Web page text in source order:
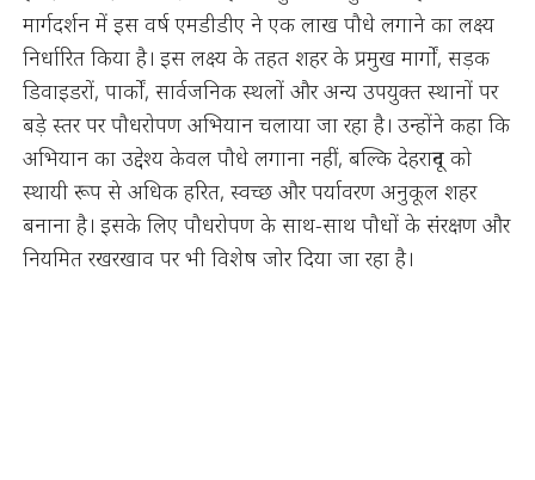
मार्गदर्शन में इस वर्ष एमडीडीए ने एक लाख पौधे लगाने का लक्ष्य
निर्धारित किया है। इस लक्ष्य के तहत शहर के प्रमुख मार्गों, सड़क
डिवाइडरों, पार्कों, सार्वजनिक स्थलों और अन्य उपयुक्त स्थानों पर
बड़े स्तर पर पौधरोपण अभियान चलाया जा रहा है। उन्होंने कहा कि
अभियान का उद्देश्य केवल पौधे लगाना नहीं, बल्कि देहरादून को
स्थायी रूप से अधिक हरित, स्वच्छ और पर्यावरण अनुकूल शहर
बनाना है। इसके लिए पौधरोपण के साथ-साथ पौधों के संरक्षण और
नियमित रखरखाव पर भी विशेष जोर दिया जा रहा है।